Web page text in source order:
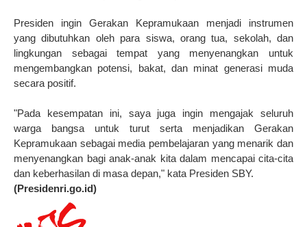
Presiden ingin Gerakan Kepramukaan menjadi instrumen
yang dibutuhkan oleh para siswa, orang tua, sekolah, dan
lingkungan sebagai tempat yang menyenangkan untuk
mengembangkan potensi, bakat, dan minat generasi muda
secara positif.
"Pada kesempatan ini, saya juga ingin mengajak seluruh
warga bangsa untuk turut serta menjadikan Gerakan
Kepramukaan sebagai media pembelajaran yang menarik dan
menyenangkan bagi anak-anak kita dalam mencapai cita-cita
dan keberhasilan di masa depan," kata Presiden SBY.
(Presidenri.go.id)